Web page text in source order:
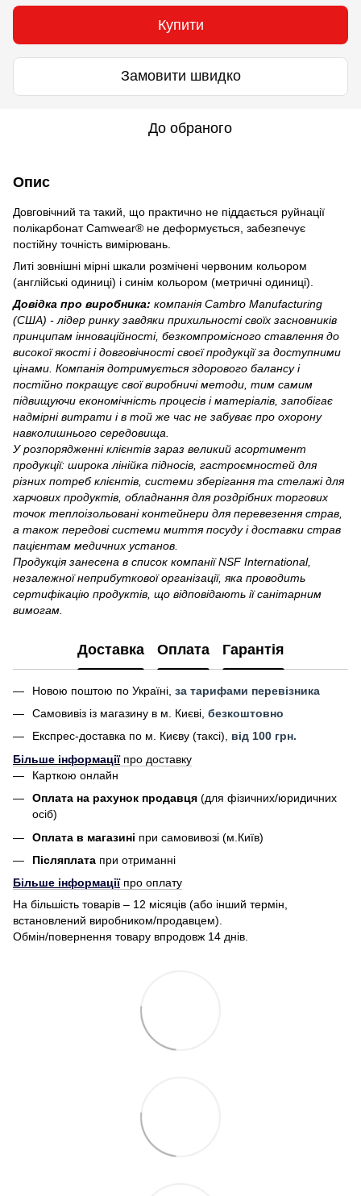
Купити
Замовити швидко
До обраного
Опис
Довговічний та такий, що практично не піддається руйнації
полікарбонат Camwear® не деформується, забезпечує
постійну точність вимірювань.
Литі зовнішні мірні шкали розмічені червоним кольором
(англійські одиниці) і синім кольором (метричні одиниці).
Довідка про виробника: компанія Cambro Manufacturing
(США) - лідер ринку завдяки прихильності своїх засновників
принципам інноваційності, безкомпромісного ставлення до
високої якості і довговічності своєї продукції за доступними
цінами. Компанія дотримується здорового балансу і
постійно покращує свої виробничі методи, тим самим
підвищуючи економічність процесів і матеріалів, запобігає
надмірні витрати і в той же час не забуває про охорону
навколишнього середовища.
У розпорядженні клієнтів зараз великий асортимент
продукції: широка лінійка підносів, гастроємностей для
різних потреб клієнтів, системи зберігання та стелажі для
харчових продуктів, обладнання для роздрібних торгових
точок теплоізольовані контейнери для перевезення страв,
а також передові системи миття посуду і доставки страв
пацієнтам медичних установ.
Продукція занесена в список компанії NSF International,
незалежної неприбуткової організації, яка проводить
сертифікацію продуктів, що відповідають ії санітарним
вимогам.
Доставка Оплата Гарантія
Новою поштою по Україні, за тарифами перевізника
Самовивіз із магазину в м. Києві, безкоштовно
Експрес-доставка по м. Києву (таксі), від 100 грн.
Більше інформаціїпро доставку
Карткою онлайн
Оплата на рахунок продавця (для фізичних/юридичних
осіб)
Оплата в магазині при самовивозі (м.Київ)
Післяплата при отриманні
Більше інформаціїпро оплату
На більшість товарів – 12 місяців (або інший термін,
встановлений виробником/продавцем).
Обмін/повернення товару впродовж 14 днів.